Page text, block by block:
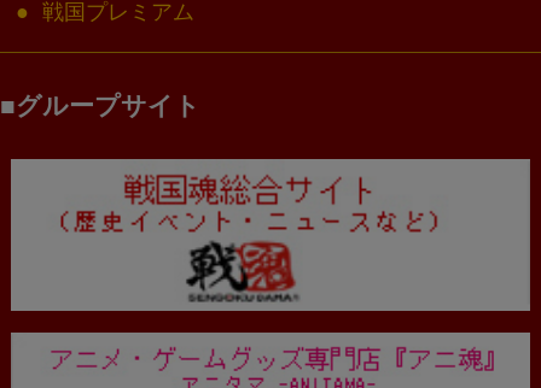
戦国プレミアム
グループサイト